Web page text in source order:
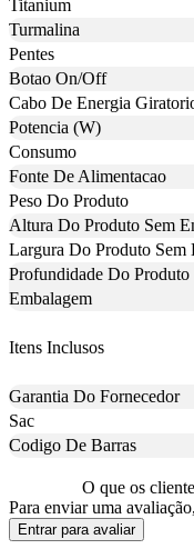
Titanium
Turmalina
Pentes
Botao On/Off
Cabo De Energia
Potencia (W)
Consumo
Fonte De Alimentacao
Peso Do Produto
Altura Do Produto Sem
Largura Do Produto Sem
Profundidade Do Produto
Embalagem
Itens Inclusos
Garantia Do Fornecedor
Sac
Codigo De Barras
O que os
Para enviar uma
Entrar para avaliar